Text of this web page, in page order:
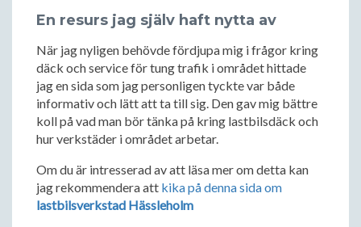
En resurs jag själv haft nytta av
När jag nyligen behövde fördjupa mig i frågor kring
däck och service för tung trafik i området hittade
jag en sida som jag personligen tyckte var både
informativ och lätt att ta till sig. Den gav mig bättre
koll på vad man bör tänka på kring lastbilsdäck och
hur verkstäder i området arbetar.
Om du är intresserad av att läsa mer om detta kan
jag rekommendera att kika på denna sida om
lastbilsverkstad Hässleholm